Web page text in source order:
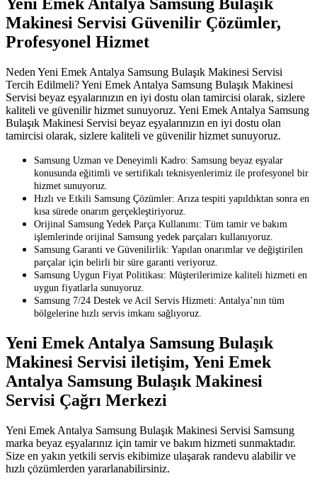
Makinesi Servisi Güvenilir Çözümler,
Profesyonel Hizmet
Neden Yeni Emek Antalya Samsung Bulaşık Makinesi Servisi
Tercih Edilmeli? Yeni Emek Antalya Samsung Bulaşık Makinesi
Servisi beyaz eşyalarınızın en iyi dostu olan tamircisi olarak, sizlere
kaliteli ve güvenilir hizmet sunuyoruz. Yeni Emek Antalya Samsung
Bulaşık Makinesi Servisi beyaz eşyalarınızın en iyi dostu olan
tamircisi olarak, sizlere kaliteli ve güvenilir hizmet sunuyoruz.
Samsung Uzman ve Deneyimli Kadro: Samsung beyaz eşyalar
konusunda eğitimli ve sertifikalı teknisyenlerimiz ile profesyonel bir
hizmet sunuyoruz.
Hızlı ve Etkili Samsung Çözümler: Arıza tespiti yapıldıktan sonra en
kısa sürede onarım gerçekleştiriyoruz.
Orijinal Samsung Yedek Parça Kullanımı: Tüm tamir ve bakım
işlemlerinde orijinal Samsung yedek parçaları kullanıyoruz.
Samsung Garanti ve Güvenilirlik: Yapılan onarımlar ve değiştirilen
parçalar için belirli bir süre garanti veriyoruz.
Samsung Uygun Fiyat Politikası: Müşterilerimize kaliteli hizmeti en
uygun fiyatlarla sunuyoruz.
Samsung 7/24 Destek ve Acil Servis Hizmeti: Antalya’nın tüm
bölgelerine hızlı servis imkanı sağlıyoruz.
Yeni Emek Antalya Samsung Bulaşık
Makinesi Servisi iletişim, Yeni Emek
Antalya Samsung Bulaşık Makinesi
Servisi Çağrı Merkezi
Yeni Emek Antalya Samsung Bulaşık Makinesi Servisi Samsung
marka beyaz eşyalarınız için tamir ve bakım hizmeti sunmaktadır.
Size en yakın yetkili servis ekibimize ulaşarak randevu alabilir ve
hızlı çözümlerden yararlanabilirsiniz.